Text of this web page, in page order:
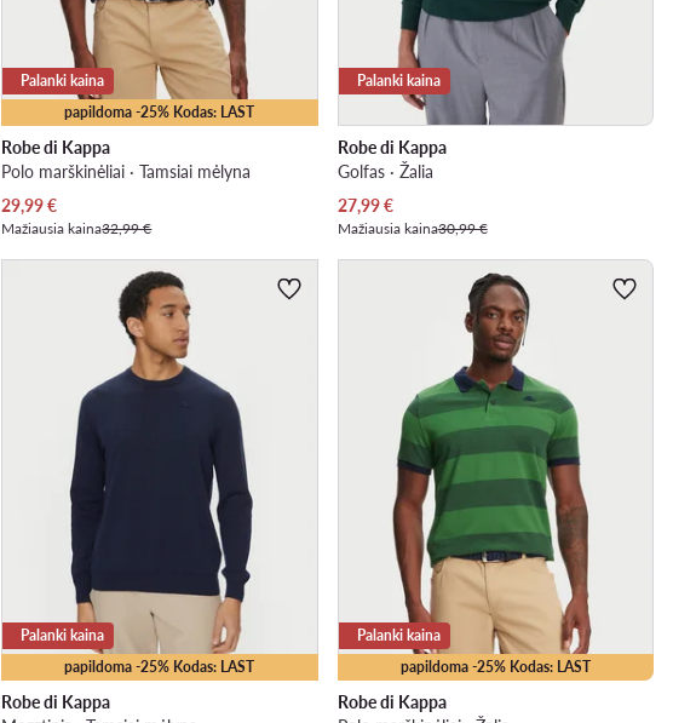
papildoma -25% Kodas: LAST
Palanki kaina
Robe di Kappa
Polo marškinėliai · Tamsiai mėlyna
Dabartinė kaina
29,99€
Mažiausia kaina32,99 €
Palanki kaina
Robe di Kappa
Golfas · Žalia
Dabartinė kaina
27,99€
Mažiausia kaina30,99 €
papildoma -25% Kodas: LAST
Palanki kaina
Robe di Kappa
papildoma -25% Kodas: LAST
Palanki kaina
Robe di Kappa